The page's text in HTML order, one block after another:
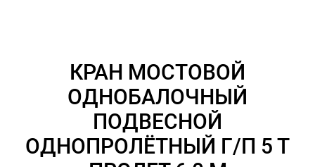
КРАН МОСТОВОЙ
ОДНОБАЛОЧНЫЙ
ПОДВЕСНОЙ
ОДНОПРОЛЁТНЫЙ Г/П 5 Т